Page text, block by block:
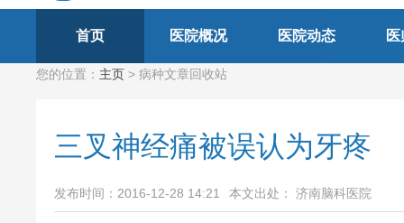
首页 医院概况 医院动态
您的位置： 主页 > 病种文章回收站
三叉神经痛被误认为牙疼
发布时间：2016-12-28 14:21 本文出处： 济南脑科医院